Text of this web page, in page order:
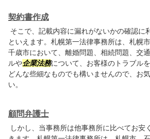
契約書作成
そこで、記載内容に漏れがないかの確認に
といえます。札幌第一法律事務所は、札幌
千歳市において、離婚問題、相続問題、交
ルや企業法務について、お客様のトラブル
どんな些細なものでも構いませんので、お
い。
顧問弁護士
しかし、当事務所は他事務所に比べてお安